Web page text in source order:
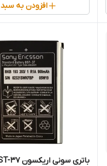
افزودن به سبد